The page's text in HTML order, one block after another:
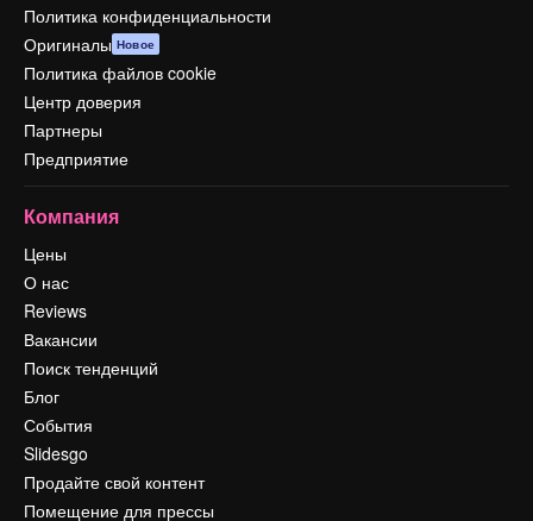
Политика конфиденциальности
Оригиналы Новое
Политика файлов cookie
Центр доверия
Партнеры
Предприятие
Компания
Цены
О нас
Reviews
Вакансии
Поиск тенденций
Блог
События
Slidesgo
Продайте свой контент
Помещение для прессы